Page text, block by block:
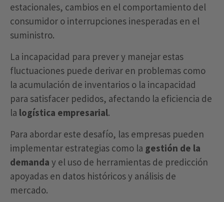
estacionales, cambios en el comportamiento del
consumidor o interrupciones inesperadas en el
suministro.
La incapacidad para prever y manejar estas
fluctuaciones puede derivar en problemas como
la acumulación de inventarios o la incapacidad
para satisfacer pedidos, afectando la eficiencia de
la logística empresarial.
Para abordar este desafío, las empresas pueden
implementar estrategias como la gestión de la
demanda y el uso de herramientas de predicción
apoyadas en datos históricos y análisis de
mercado.